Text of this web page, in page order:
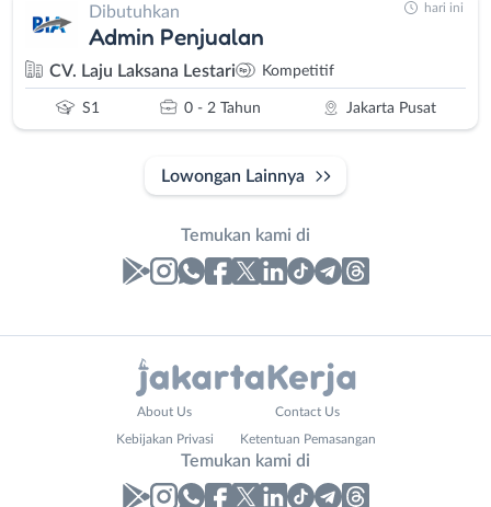
Dibutuhkan
Admin Penjualan
CV. Laju Laksana Lestari Kompetitif
S1 0 - 2 Tahun Jakarta Pusat
hari ini
Lowongan Lainnya
Temukan kami di
About Us Contact Us
Kebijakan Privasi Ketentuan Pemasangan
Temukan kami di